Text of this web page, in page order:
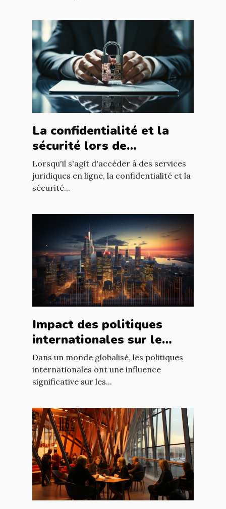
La confidentialité et la
sécurité lors de
l'utilisation d'un avocat en
ligne
Lorsqu'il s'agit d'accéder à des services
juridiques en ligne, la confidentialité et la
sécurité...
Impact des politiques
internationales sur le
marché immobilier
français
Dans un monde globalisé, les politiques
internationales ont une influence
significative sur les...